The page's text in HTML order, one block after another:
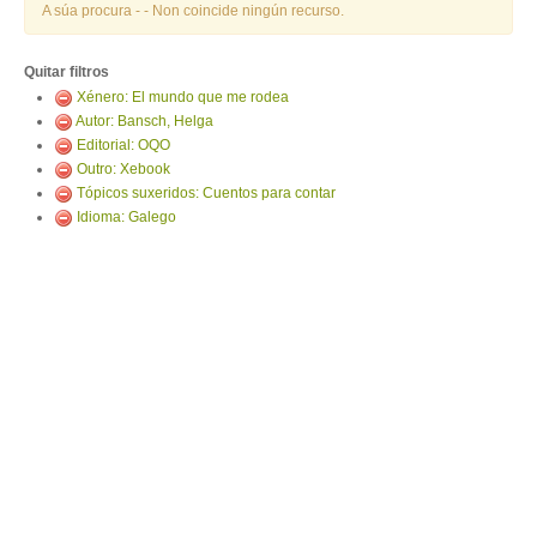
A súa procura - - Non coincide ningún recurso.
Quitar filtros
Xénero: El mundo que me rodea
Autor: Bansch, Helga
Editorial: OQO
Outro: Xebook
Tópicos suxeridos: Cuentos para contar
Idioma: Galego